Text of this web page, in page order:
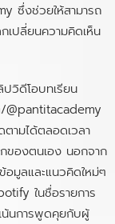
ซึ่งช่วยให้สามารถ
เปลี่ยนความคิดเห็น
วิดีโอบทเรียน
@pantitacademy
ตามได้ตลอดเวลา
กของตนเอง นอกจาก
มูลและแนวคิดใหม่ๆ
ในชื่อรายการ
น้นการพูดคุยกับผู้